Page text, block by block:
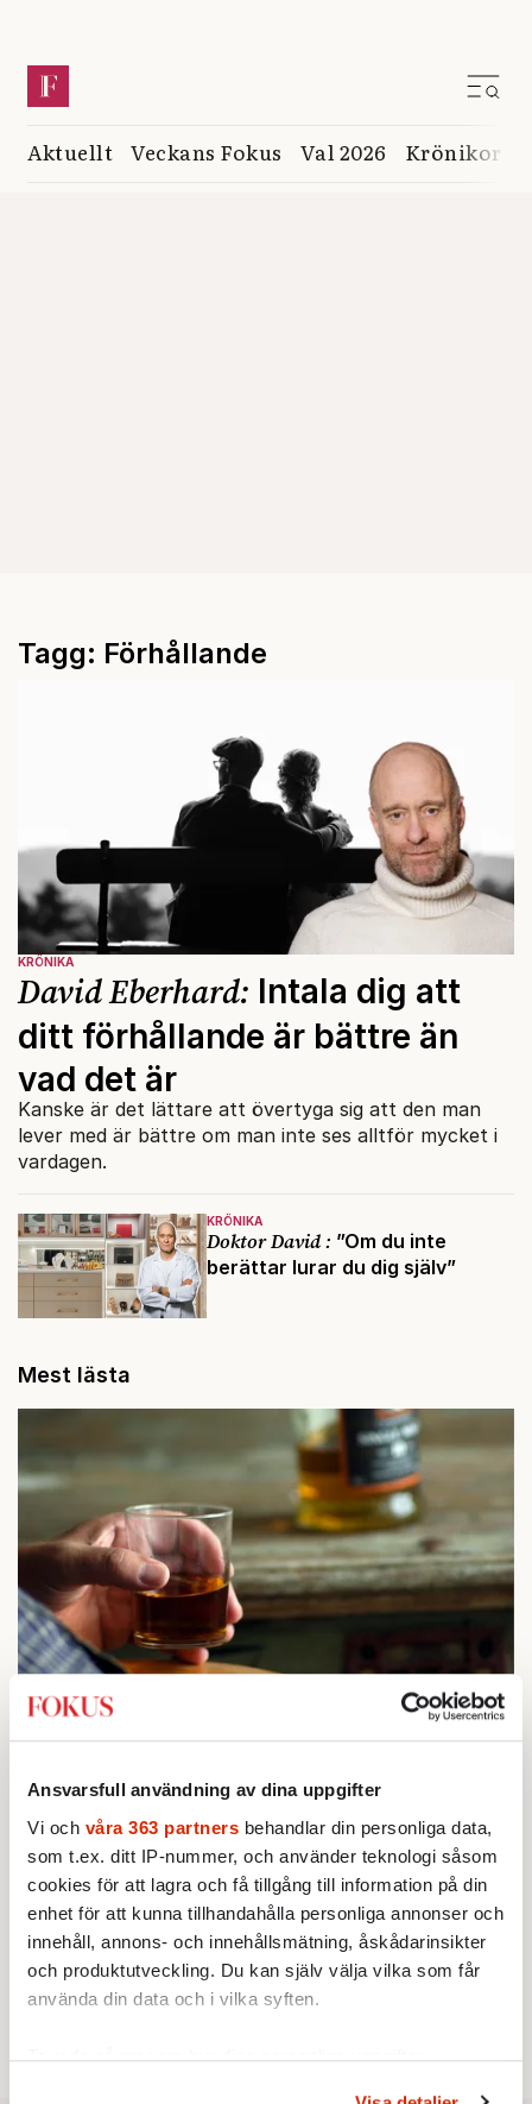
Ansvarsfull användning av dina uppgifter
Vi och våra 363 partners behandlar din personliga data,
som t.ex. ditt IP-nummer, och använder teknologi såsom
cookies för att lagra och få tillgång till information på din
enhet för att kunna tillhandahålla personliga annonser och
innehåll, annons- och innehållsmätning, åskådarinsikter
och produktutveckling. Du kan själv välja vilka som får
använda din data och i vilka syften.
Ta reda på mer om hur dina personliga uppgifter
Aktuellt Veckans Fokus Val 2026 Krönikor
Tagg: Förhållande
KRÖNIKA
Doktor David : ”Om du inte
berättar lurar du dig själv”
KRÖNIKA
David Eberhard: Intala dig att
ditt förhållande är bättre än
vad det är
Kanske är det lättare att övertyga sig att den man
lever med är bättre om man inte ses alltför mycket i
vardagen.
Mest lästa
1.Bitte Assarmo:
Sagan om den lågbegåvade
ursprungsbefolkningen i Filipstad
2.Sakine Madon: Efter islamistdådet oroar sig
vänstern för Agnes Wold
STICKET
3. Dan Korn:Quisling, quislingar och sten i glashus
4.Därför liknar Putin både tsaren och Stalin
Av: Bengt Jangfeldt
5.Frans Wachtmeister: Ja, AC är ett hot mot den
franska civilisationen
STICKET
6.Johan Romin: Varför ställs aldrig dessa frågor?